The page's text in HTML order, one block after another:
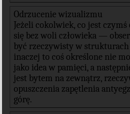
Odrzucenie wizualizmu
Jeżeli cokolwiek, co jest
się bez woli człowieka —
być rzeczywisty w
inaczej to coś określone nie
jako idea w pamięci, a
jest bytem na zewnątrz,
opuszczenia zapętlenia
górę.